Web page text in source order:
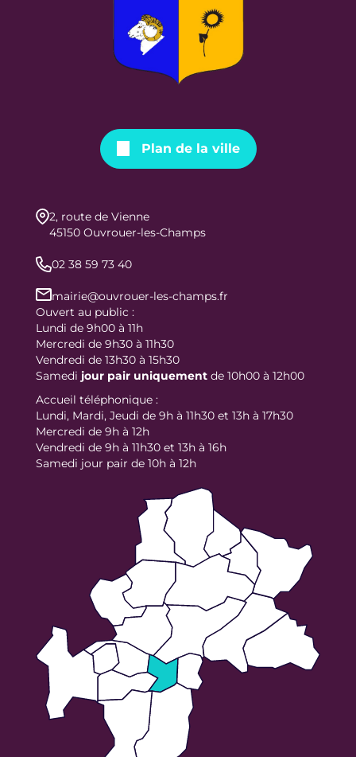
Plan de la ville
2, route de Vienne
45150 Ouvrouer-les-Champs
02 38 59 73 40
mairie@ouvrouer-les-champs.fr
Ouvert au public :
Lundi de 9h00 à 11h
Mercredi de 9h30 à 11h30
Vendredi de 13h30 à 15h30
Samedi jour pair uniquement de 10h00 à 12h00
Accueil téléphonique :
Lundi, Mardi, Jeudi de 9h à 11h30 et 13h à 17h30
Mercredi de 9h à 12h
Vendredi de 9h à 11h30 et 13h à 16h
Samedi jour pair de 10h à 12h